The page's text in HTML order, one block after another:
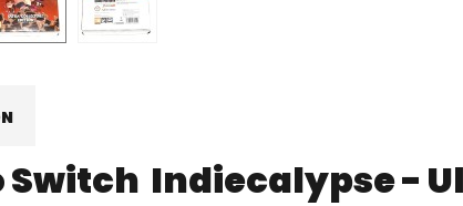
Switch Indiecalypse -